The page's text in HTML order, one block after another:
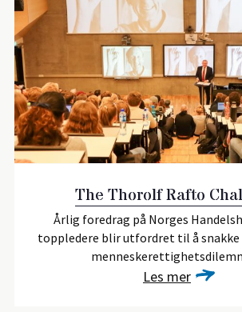
The Thorolf Rafto
Årlig foredrag på Norges
toppledere blir utfordret til å snakke
Les mer